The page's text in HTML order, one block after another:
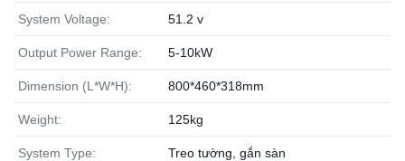
System Voltage: 51.2 v
Output Power Range: 5-10kW
Dimension (L*W*H): 800*460*318mm
Weight: 125kg
System Type: Treo tường, gắn sàn